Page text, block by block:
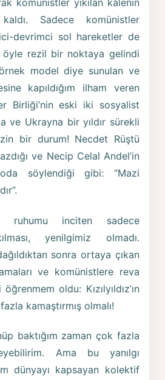
komünistler yıkılan kalenin
Sadece komünistler
devrimci sol hareketler de
öyle rezil bir noktaya gelindi
model diye sunulan ve
kapıldığım ilham veren
Birliği’nin eski iki sosyalist
ve Ukrayna bir yıldır sürekli
bir durum! Necdet Rüştü
ve Necip Celal Andel’in
söylendiği gibi: “Mazi
ruhumu inciten sadece
yenilgimiz olmadı.
sonra ortaya çıkan
ve komünistlere reva
oldu: Kızılyıldız’ın
kamaştırmış olmalı!
baktığım zaman çok fazla
Ama bu yanılgı
dünyayı kapsayan kolektif